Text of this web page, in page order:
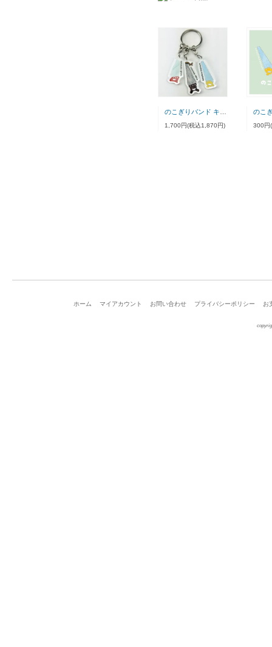
1,700円(税込1,870円) 300円
ホーム マイアカウント お問い合わせ プライバシーポリシー お